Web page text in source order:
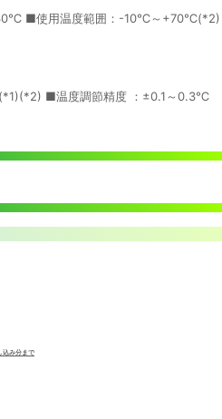
■使用温度範囲：-10℃～+70℃(*2)
■温度調節精度 ：±0.1～0.3℃
込み分まで